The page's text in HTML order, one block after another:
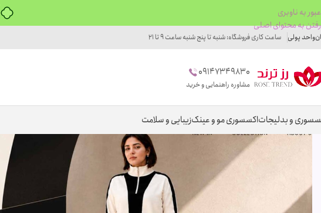
عبور به ناوبری
رفتن به محتوای اصلی
واحد پولی ساعت کاری فروشگاه: شنبه تا پنج شنبه ساعت 9 تا 21
09147349830
مشاوره راهنمایی و خرید
و بدلیجاتاکسسوری مو و عینکزیبایی و سلامت